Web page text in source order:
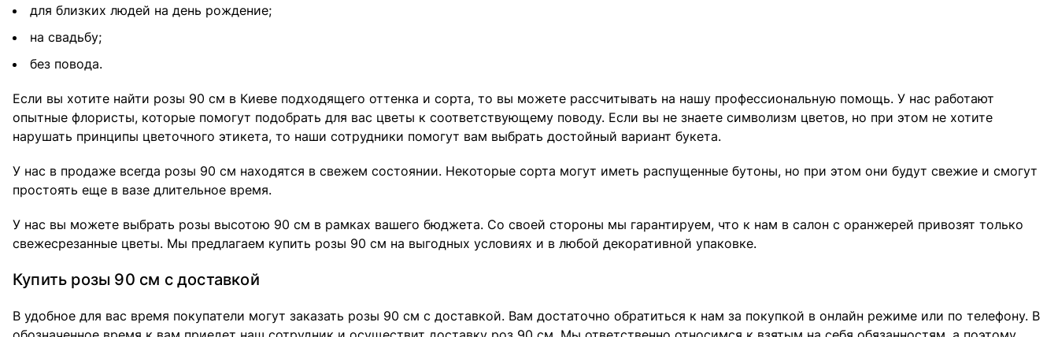
для близких людей на день рождение;
на свадьбу;
без повода.
Если вы хотите найти розы 90 см в Киеве подходящего оттенка и сорта, то вы можете рассчитывать на нашу профессиональную помощь. У нас работают
опытные флористы, которые помогут подобрать для вас цветы к соответствующему поводу. Если вы не знаете символизм цветов, но при этом не хотите
нарушать принципы цветочного этикета, то наши сотрудники помогут вам выбрать достойный вариант букета.
У нас в продаже всегда розы 90 см находятся в свежем состоянии. Некоторые сорта могут иметь распущенные бутоны, но при этом они будут свежие и смогут
простоять еще в вазе длительное время.
У нас вы можете выбрать розы высотою 90 см в рамках вашего бюджета. Со своей стороны мы гарантируем, что к нам в салон с оранжерей привозят только
свежесрезанные цветы. Мы предлагаем купить розы 90 см на выгодных условиях и в любой декоративной упаковке.
Купить розы 90 см с доставкой
В удобное для вас время покупатели могут заказать розы 90 см с доставкой. Вам достаточно обратиться к нам за покупкой в онлайн режиме или по телефону. В